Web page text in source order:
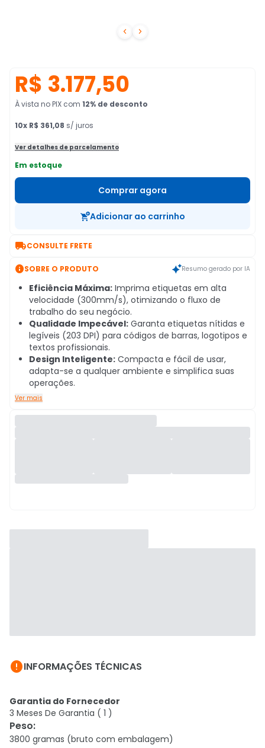
 
R$ 3.177,50
À vista no PIX com 12% de desconto
10x R$ 361,08 s/ juros
Ver detalhes de parcelamento
Em estoque
Comprar agora
Adicionar ao carrinho
CONSULTE FRETE
SOBRE O PRODUTO Resumo gerado por IA
Eficiência Máxima: Imprima etiquetas em alta
velocidade (300mm/s), otimizando o fluxo de
trabalho do seu negócio.
Qualidade Impecável: Garanta etiquetas nítidas e
legíveis (203 DPI) para códigos de barras, logotipos e
textos profissionais.
Design Inteligente: Compacta e fácil de usar,
adapta-se a qualquer ambiente e simplifica suas
operações.
Ver mais
INFORMAÇÕES TÉCNICAS
Garantia do Fornecedor
3 Meses De Garantia ( 1 )
Peso:
3800 gramas (bruto com embalagem)